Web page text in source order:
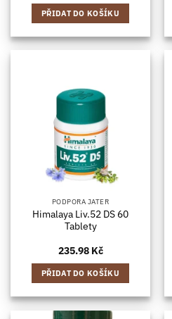
PŘIDAT DO KOŠÍKU
PODPORA JATER
Himalaya Liv.52 DS 60
Tablety
235.98 Kč
PŘIDAT DO KOŠÍKU